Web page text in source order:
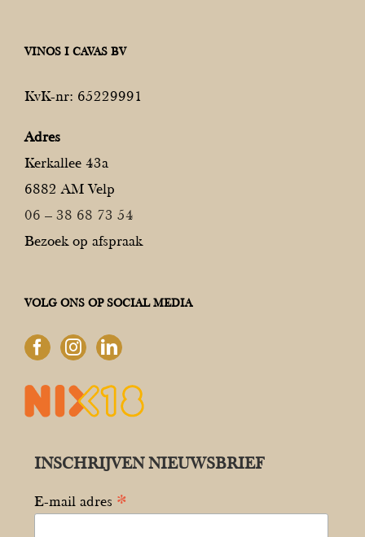
VINOS I CAVAS BV
KvK-nr: 65229991
Adres
Kerkallee 43a
6882 AM Velp
06 – 38 68 73 54
Bezoek op afspraak
VOLG ONS OP SOCIAL MEDIA
INSCHRIJVEN NIEUWSBRIEF
E-mail adres *